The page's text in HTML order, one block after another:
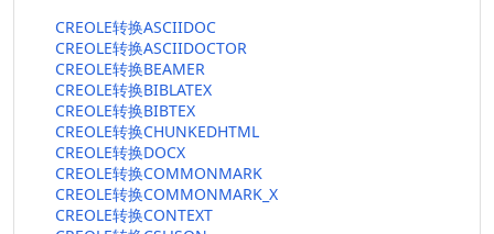
CREOLE转换ASCIIDOC
CREOLE转换ASCIIDOCTOR
CREOLE转换BEAMER
CREOLE转换BIBLATEX
CREOLE转换BIBTEX
CREOLE转换CHUNKEDHTML
CREOLE转换DOCX
CREOLE转换COMMONMARK
CREOLE转换COMMONMARK_X
CREOLE转换CONTEXT